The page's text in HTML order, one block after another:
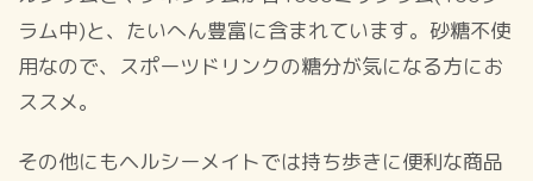
ラム中)と、たいへん豊富に含まれています。砂糖不使
用なので、スポーツドリンクの糖分が気になる方にお
ススメ。
その他にもヘルシーメイトでは持ち歩きに便利な商品